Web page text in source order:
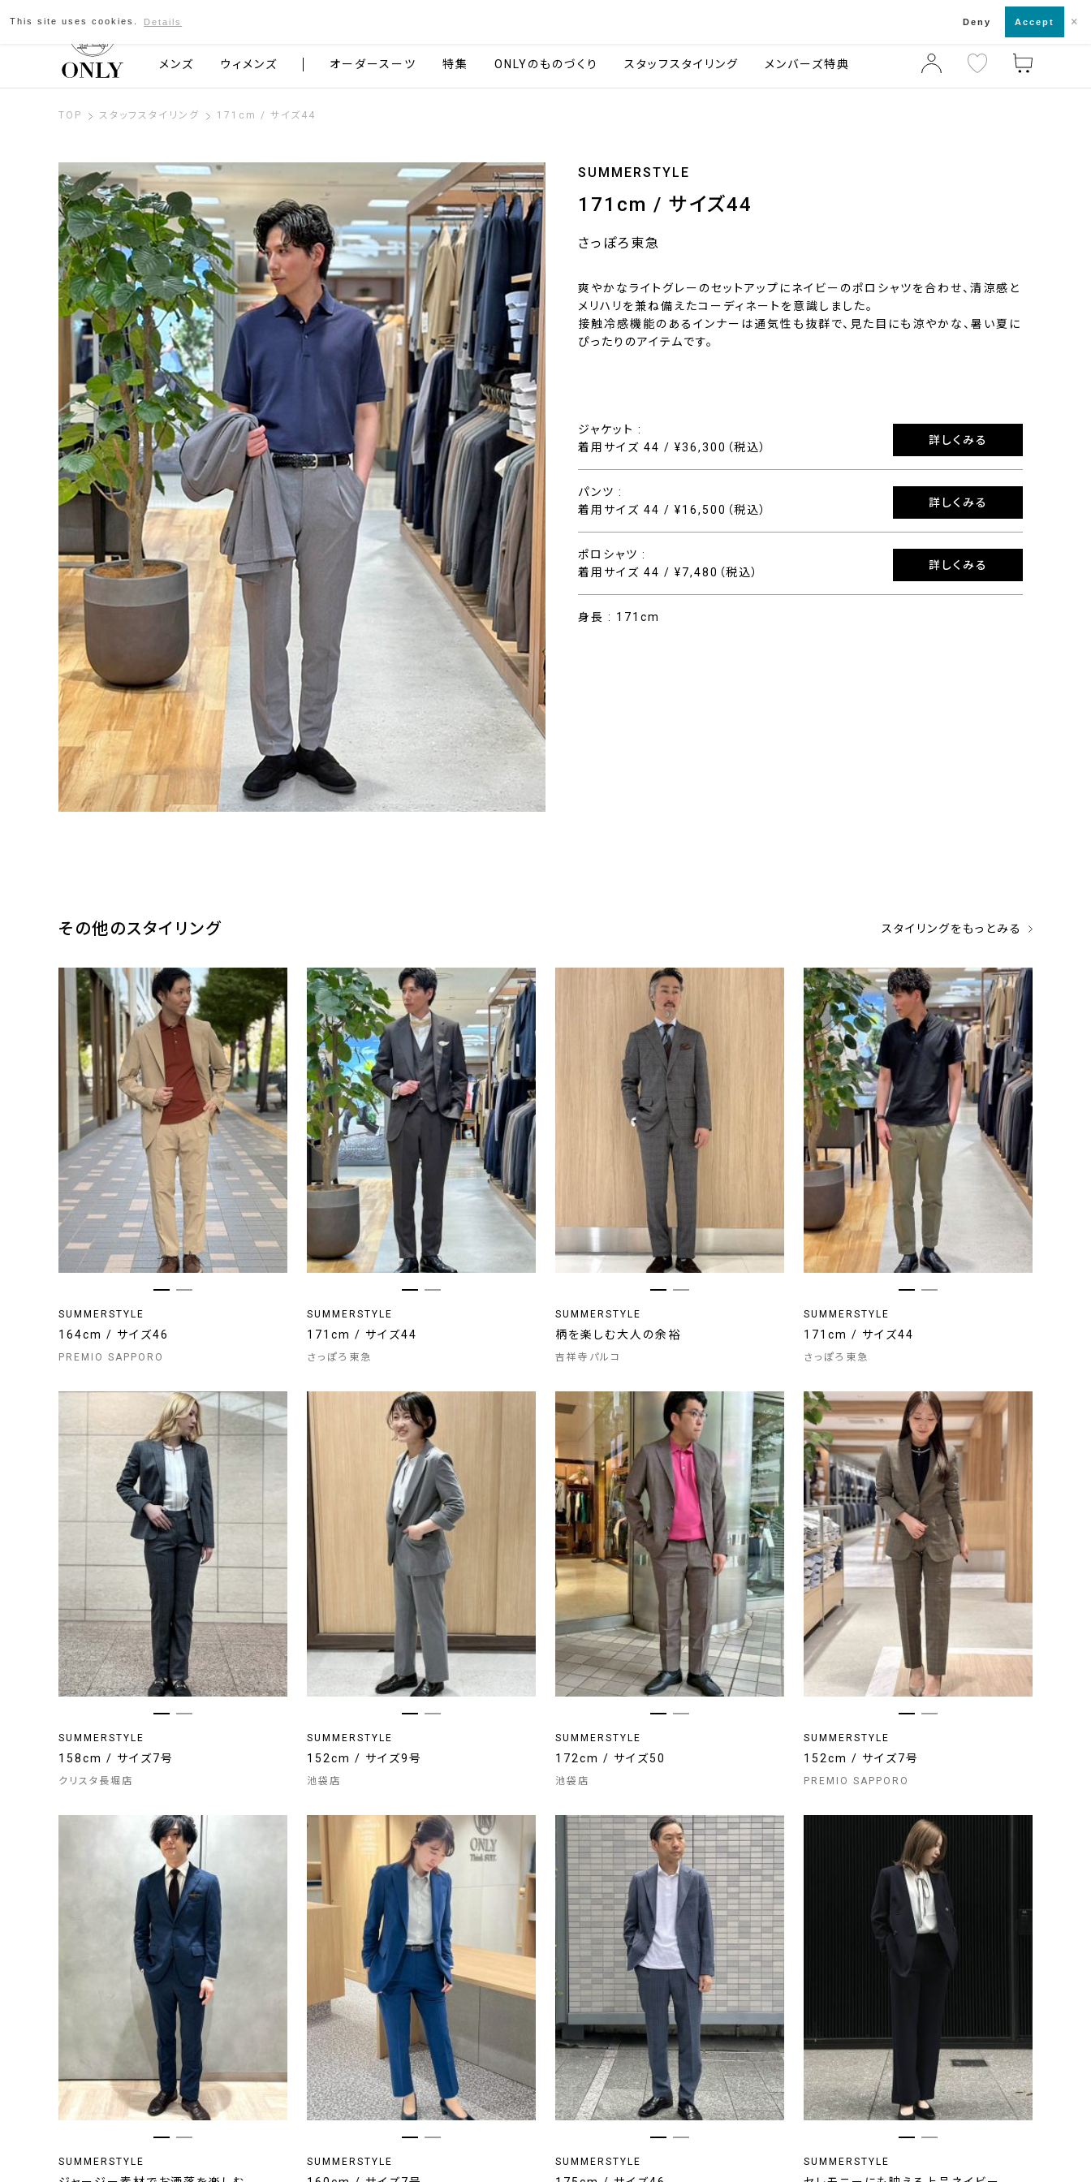
京都発のスーツブランド ONLY 店舗一覧・来店予約
メンズ ウィメンズ オーダースーツ 特集 ONLYのものづくり スタッフスタイリング メンバーズ特典
TOP スタッフスタイリング 171cm / サイズ44
SUMMERSTYLE
171cm / サイズ44
さっぽろ東急
爽やかなライトグレーのセットアップにネイビーのポロシャツを合わせ、清涼感と
メリハリを兼ね備えたコーディネートを意識しました。
接触冷感機能のあるインナーは通気性も抜群で、見た目にも涼やかな、暑い夏に
ぴったりのアイテムです。
ジャケット :
着用サイズ 44 / ¥36,300（税込）
詳しくみる
パンツ :
着用サイズ 44 / ¥16,500（税込）
詳しくみる
ポロシャツ :
着用サイズ 44 / ¥7,480（税込）
詳しくみる
身長 : 171cm
その他のスタイリング スタイリングをもっとみる
SUMMERSTYLE
164cm / サイズ46
PREMIO SAPPORO
SUMMERSTYLE
171cm / サイズ44
さっぽろ東急
SUMMERSTYLE
柄を楽しむ大人の余裕
吉祥寺パルコ
SUMMERSTYLE
171cm / サイズ44
さっぽろ東急
SUMMERSTYLE
158cm / サイズ7号
クリスタ長堀店
SUMMERSTYLE
152cm / サイズ9号
池袋店
SUMMERSTYLE
172cm / サイズ50
池袋店
SUMMERSTYLE
152cm / サイズ7号
PREMIO SAPPORO
SUMMERSTYLE SUMMERSTYLE SUMMERSTYLE SUMMERSTYLE
This site uses cookies. Details Deny Accept ×